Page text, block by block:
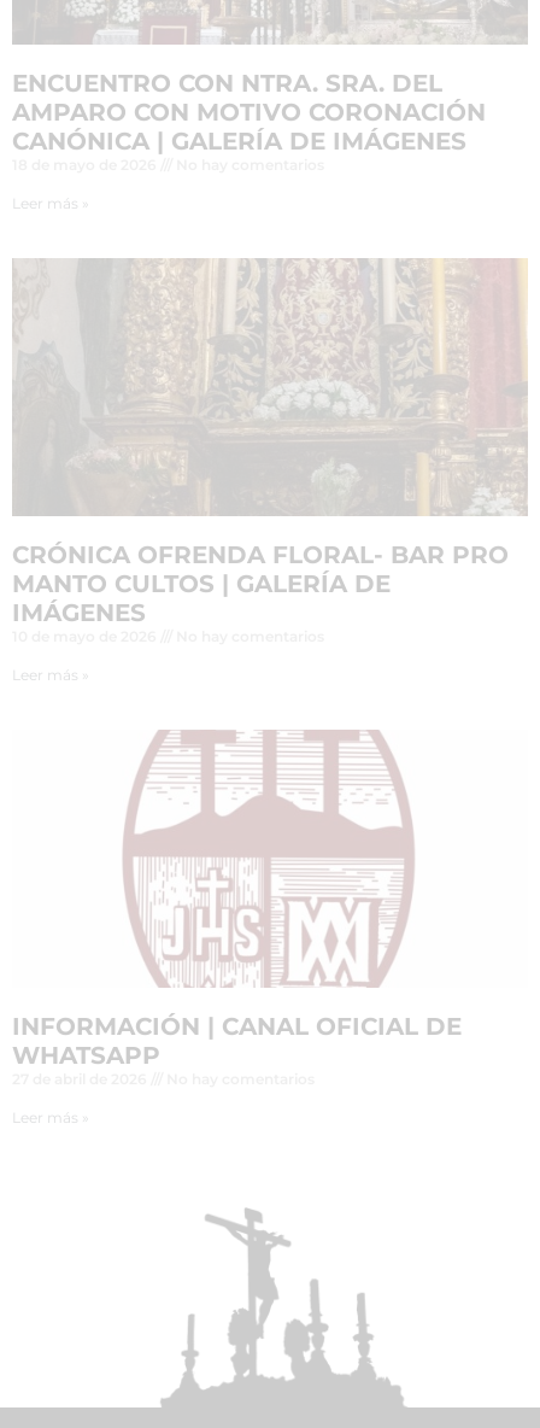
ENCUENTRO CON NTRA. SRA. DEL
AMPARO CON MOTIVO CORONACIÓN
CANÓNICA | GALERÍA DE IMÁGENES
Leer más »
CRÓNICA OFRENDA FLORAL- BAR PRO
MANTO CULTOS | GALERÍA DE
IMÁGENES
Leer más »
INFORMACIÓN | CANAL OFICIAL DE
WHATSAPP
Leer más »